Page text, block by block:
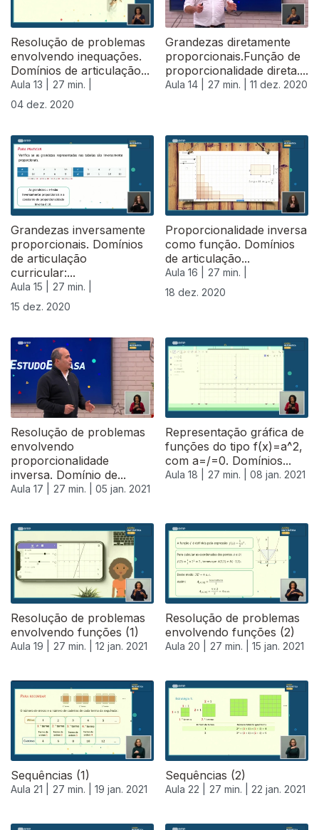
Resolução de problemas
envolvendo inequações.
Domínios de articulação...
Aula 13 |
27 min. |
04 dez. 2020
Grandezas diretamente
proporcionais.Função de
proporcionalidade direta....
Aula 14 | 27 min. | 11 dez. 2020
Grandezas inversamente
proporcionais. Domínios
de articulação
curricular:...
Aula 15 |
27 min. |
15 dez. 2020
Proporcionalidade inversa
como função. Domínios
de articulação...
Aula 16 |
27 min. |
18 dez. 2020
Resolução de problemas
envolvendo
proporcionalidade
inversa. Domínio de...
Aula 17 | 27 min. | 05 jan. 2021
Representação gráfica de
funções do tipo f(x)=a^2,
com a=/=0. Domínios...
Aula 18 | 27 min. | 08 jan. 2021
Resolução de problemas
envolvendo funções (1)
Aula 19 | 27 min. | 12 jan. 2021
Resolução de problemas
envolvendo funções (2)
Aula 20 | 27 min. | 15 jan. 2021
Sequências (1)
Aula 21 | 27 min. | 19 jan. 2021
Sequências (2)
Aula 22 | 27 min. | 22 jan. 2021